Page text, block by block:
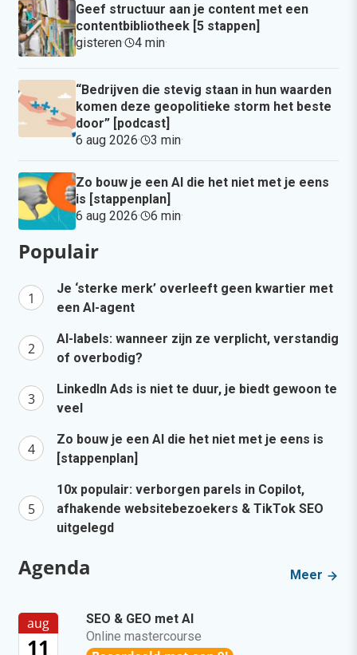
Geef structuur aan je content met een
contentbibliotheek [5 stappen]
gisteren· 4 min·
“Bedrijven die stevig staan in hun waarden
komen deze geopolitieke storm het beste
door” [podcast]
6 aug 2026· 3 min·
Zo bouw je een AI die het niet met je eens
is [stappenplan]
6 aug 2026· 6 min·
Populair
Je ‘sterke merk’ overleeft geen kwartier met
een AI-agent
AI-labels: wanneer zijn ze verplicht, verstandig
of overbodig?
LinkedIn Ads is niet te duur, je biedt gewoon te
veel
Zo bouw je een AI die het niet met je eens is
[stappenplan]
10x populair: verborgen parels in Copilot,
afhakende websitebezoekers & TikTok SEO
uitgelegd
Agenda Meer
aug
11
SEO & GEO met AI
Online mastercourse